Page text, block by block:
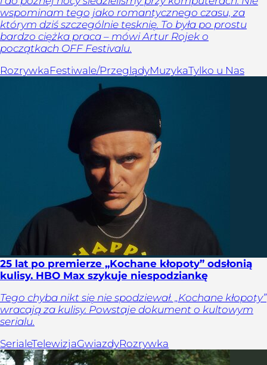
wspominam tego jako romantycznego czasu, za
którym dziś szczególnie tęsknię. To była po prostu
bardzo ciężka praca – mówi Artur Rojek o
początkach OFF Festivalu.
RozrywkaFestiwale/PrzeglądyMuzykaTylko u Nas
25 lat po premierze „Kochane kłopoty” odsłonią
kulisy. HBO Max szykuje niespodziankę
Tego chyba nikt się nie spodziewał. „Kochane kłopoty”
wracają za kulisy. Powstaje dokument o kultowym
serialu.
SerialeTelewizjaGwiazdyRozrywka